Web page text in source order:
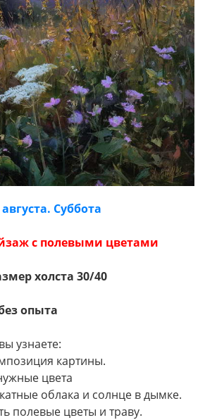
августа. Суббота
с полевыми цветами
холста 30/40
опыта
узнаете:
картины.
цвета
облака и солнце в дымке.
полевые цветы и траву.